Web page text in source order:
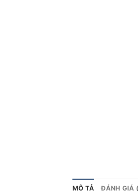
MÔ TẢ ĐÁNH GIÁ